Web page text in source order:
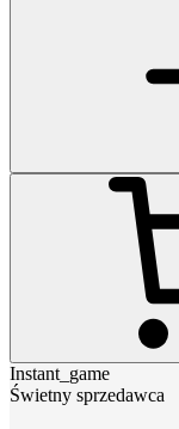
Instant_game
Świetny sprzedawca